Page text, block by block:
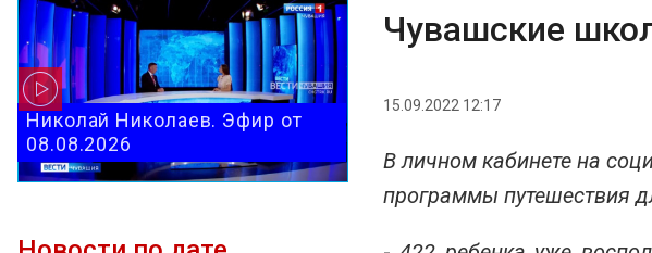
Николай Николаев. Эфир от
08.08.2026
Чувашские
15.09.2022 12:17
В личном кабинете на
программы путешествия